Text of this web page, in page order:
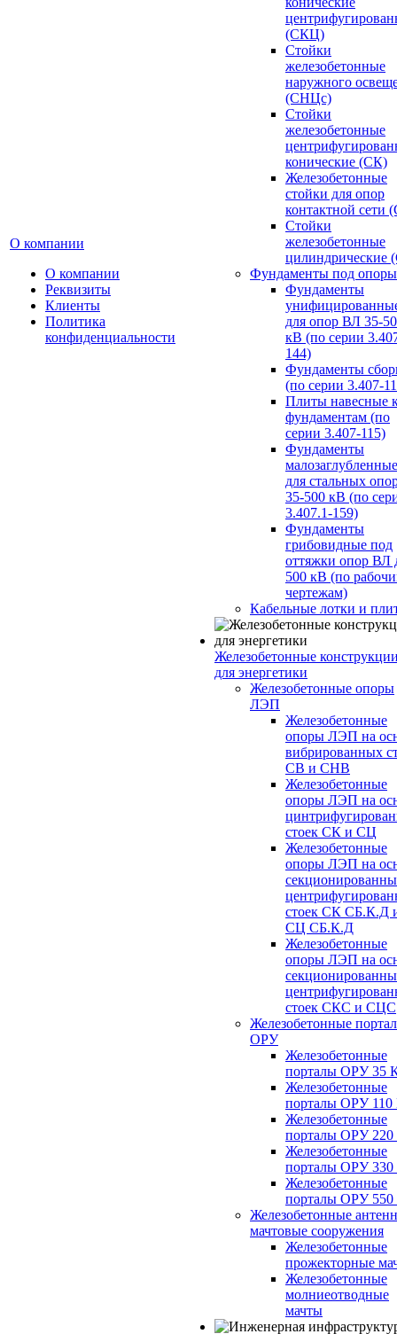
О компании
О компании
Реквизиты
Клиенты
Политика
конфиденциальности
(СКЦ)
Стойки
железобетонные
наружного
(СНЦс)
Стойки
железобетонные
конические (СК)
Железобетонные
стойки для опор
контактной сети
Стойки
железобетонные
цилиндрические
Фундаменты под опоры
Фундаменты
для опор ВЛ 35-
кВ (по серии
144)
Фундаменты
(по серии 3.407-
Плиты навесные
фундаментам (по
серии 3.407-115)
Фундаменты
малозаглубленные
для стальных
35-500 кВ (по
3.407.1-159)
Фундаменты
грибовидные под
оттяжки опор ВЛ
500 кВ (по
чертежам)
Кабельные лотки и
Железобетонные
для энергетики
Железобетонные опоры
ЛЭП
Железобетонные
опоры ЛЭП на
вибрированных
СВ и СНВ
Железобетонные
опоры ЛЭП на
стоек СК и СЦ
Железобетонные
опоры ЛЭП на
стоек СК СБ.К.Д
СЦ СБ.К.Д
Железобетонные
опоры ЛЭП на
стоек СКС и СЦС
Железобетонные
ОРУ
Железобетонные
порталы ОРУ 35
Железобетонные
порталы ОРУ
Железобетонные
порталы ОРУ
Железобетонные
порталы ОРУ
Железобетонные
порталы ОРУ
Железобетонные
мачтовые сооружения
Железобетонные
прожекторные
Железобетонные
молниеотводные
мачты